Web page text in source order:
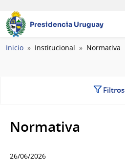
Presidencia Uruguay
Ruta
Inicio Institucional Normativa
Filtros
Normativa
26/06/2026